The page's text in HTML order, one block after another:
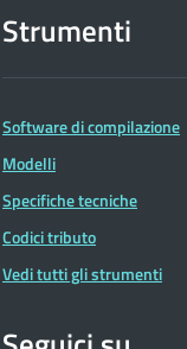
Strumenti
Software di compilazione
Modelli
Specifiche tecniche
Codici tributo
Vedi tutti gli strumenti